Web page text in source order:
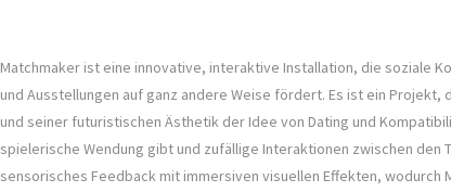
Matchmaker ist eine innovative, interaktive Installation, die soziale
und Ausstellungen auf ganz andere Weise fördert. Es ist ein Projekt,
und seiner futuristischen Ästhetik der Idee von Dating und
spielerische Wendung gibt und zufällige Interaktionen zwischen den
sensorisches Feedback mit immersiven visuellen Effekten, wodurch